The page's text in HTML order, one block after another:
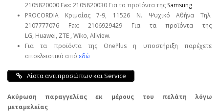
2105820000 Fax: 2105820030 Για τα προϊόντα της Samsung
PROCORDIA Κριμαίας 7-9, 11526 Ν. Ψυχικό Αθήνα Τηλ.
2107777076 Fax: 2106929429 Για τα προϊόντα της
LG, Huawei, ΖΤΕ , Wiko, Allview.
Για τα προϊόντα της OnePlus η υποστήριξη παρέχετε
αποκλειστικά από εδώ
Λίστα αντιπροσώπων και Service
Ακύρωση παραγγελίας εκ μέρους του πελάτη λόγω
μεταμελείας